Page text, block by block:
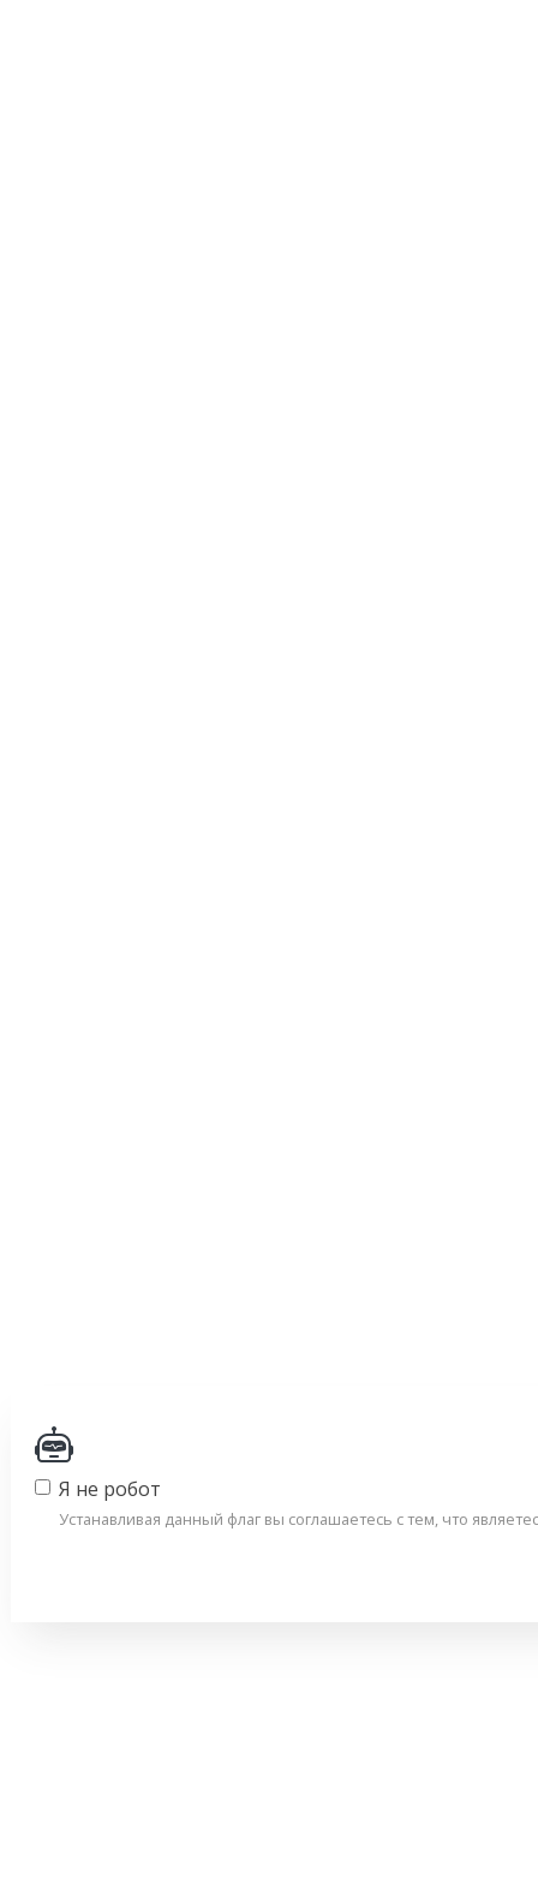
Я не робот
Устанавливая данный флаг вы соглашаетесь с тем, что